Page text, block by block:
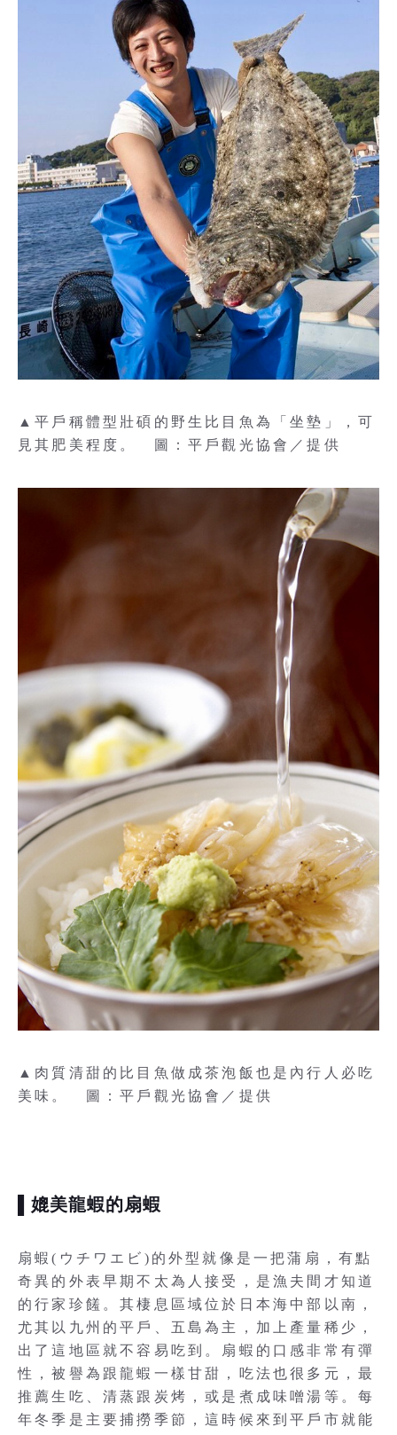
▲平戶稱體型壯碩的野生比目魚為「坐墊」，可
見其肥美程度。 圖：平戶觀光協會／提供
▲肉質清甜的比目魚做成茶泡飯也是內行人必吃
美味。 圖：平戶觀光協會／提供
▌媲美龍蝦的扇蝦
扇蝦(ウチワエビ)的外型就像是一把蒲扇，有點
奇異的外表早期不太為人接受，是漁夫間才知道
的行家珍饈。其棲息區域位於日本海中部以南，
尤其以九州的平戶、五島為主，加上產量稀少，
出了這地區就不容易吃到。扇蝦的口感非常有彈
性，被譽為跟龍蝦一樣甘甜，吃法也很多元，最
推薦生吃、清蒸跟炭烤，或是煮成味噌湯等。每
年冬季是主要捕撈季節，這時候來到平戶市就能